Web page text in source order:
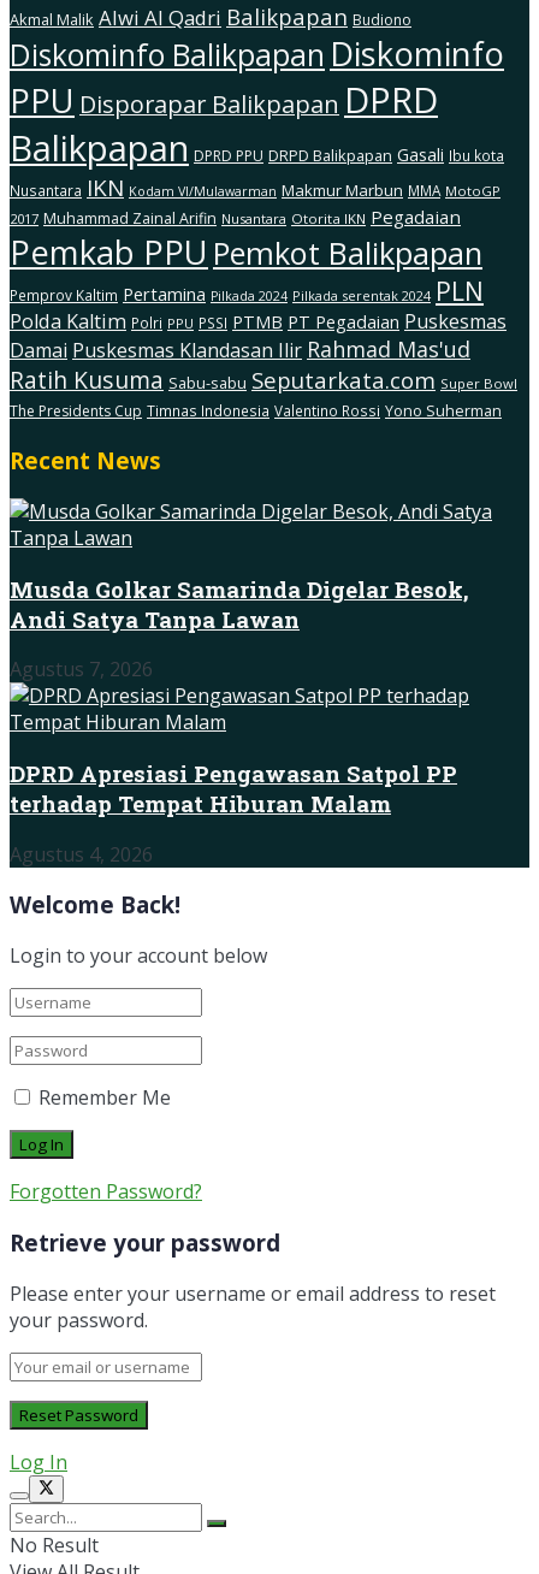
Akmal Malik Alwi Al Qadri Balikpapan Budiono
Diskominfo Balikpapan Diskominfo
PPU Disporapar Balikpapan DPRD
Balikpapan DPRD PPU DRPD Balikpapan Gasali Ibu kota
Nusantara IKN Kodam Vl/Mulawarman Makmur Marbun MMA MotoGP
2017 Muhammad Zainal Arifin Nusantara Otorita IKN Pegadaian
Pemkab PPU Pemkot Balikpapan
Pemprov Kaltim Pertamina Pilkada 2024 Pilkada serentak 2024 PLN
Polda Kaltim Polri PPU PSSI PTMB PT Pegadaian Puskesmas
Damai Puskesmas Klandasan Ilir Rahmad Mas'ud
Ratih Kusuma Sabu-sabu Seputarkata.com Super Bowl
The Presidents Cup Timnas Indonesia Valentino Rossi Yono Suherman
Recent News
Musda Golkar Samarinda Digelar Besok,
Andi Satya Tanpa Lawan
Agustus 7, 2026
DPRD Apresiasi Pengawasan Satpol PP
terhadap Tempat Hiburan Malam
Agustus 4, 2026
Welcome Back!
Login to your account below
Remember Me
Forgotten Password?
Retrieve your password
Please enter your username or email address to reset
your password.
Log In
No Result